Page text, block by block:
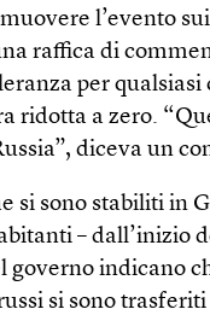
l’evento
raffica di
per qualsiasi
ridotta a zero.
diceva un
si sono stabiliti in
– dall’inizio
governo indicano
si sono